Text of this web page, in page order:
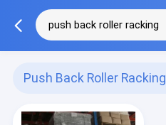
Push Back Roller Racking